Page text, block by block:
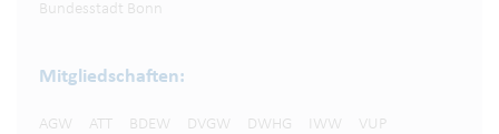
Bundesstadt Bonn
Mitgliedschaften:
AGW ATT BDEW DVGW DWHG IWW VUP